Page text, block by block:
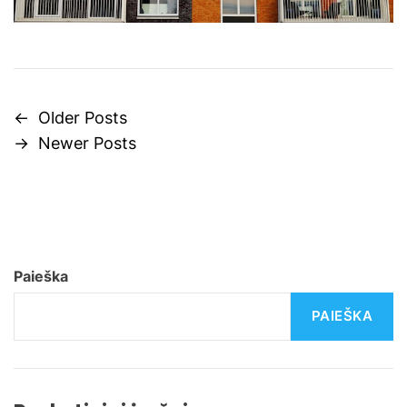
e
N
g
i
←
Older Posts
→ Newer Posts
Paieška
PAIEŠKA